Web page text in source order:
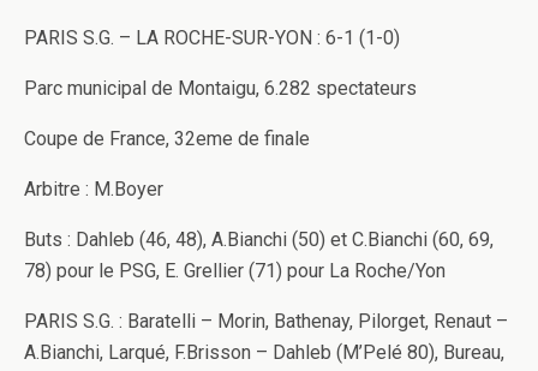
PARIS S.G. – LA ROCHE-SUR-YON : 6-1 (1-0)
Parc municipal de Montaigu, 6.282 spectateurs
Coupe de France, 32eme de finale
Arbitre : M.Boyer
Buts : Dahleb (46, 48), A.Bianchi (50) et C.Bianchi (60, 69,
78) pour le PSG, E. Grellier (71) pour La Roche/Yon
PARIS S.G. : Baratelli – Morin, Bathenay, Pilorget, Renaut –
A.Bianchi, Larqué, F.Brisson – Dahleb (M’Pelé 80), Bureau,